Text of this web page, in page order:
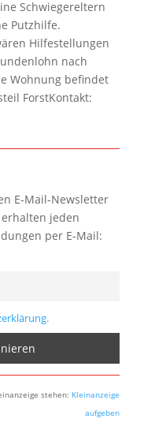
Schwiegereltern
Putzhilfe.
Hilfestellungen
nach
Wohnung befindet
ForstKontakt:
E-Mail-Newsletter
jeden
per E-Mail:
stehen: Kleinanzeige
aufgeben